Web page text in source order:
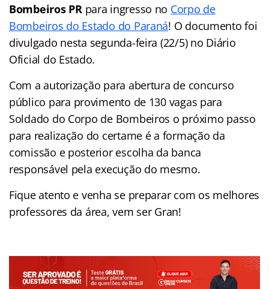
Bombeiros PR para ingresso no Corpo de
Bombeiros do Estado do Paraná! O documento foi
divulgado nesta segunda-feira (22/5) no Diário
Oficial do Estado.
Com a autorização para abertura de concurso
público para provimento de 130 vagas para
Soldado do Corpo de Bombeiros o próximo passo
para realização do certame é a formação da
comissão e posterior escolha da banca
responsável pela execução do mesmo.
Fique atento e venha se preparar com os melhores
professores da área, vem ser Gran!